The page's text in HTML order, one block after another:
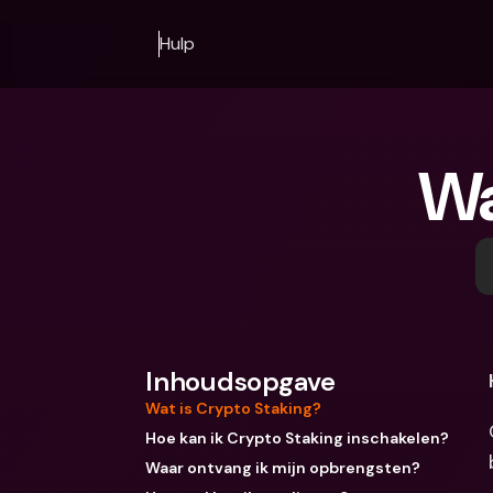
Hulp
Inhoudsopgave
Wat is Crypto Staking?
Hoe kan ik Crypto Staking inschakelen?
Waar ontvang ik mijn opbrengsten?